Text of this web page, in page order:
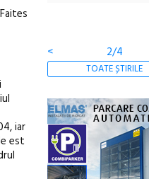
iar
est
< 2/4
TOATE ȘTIRILE